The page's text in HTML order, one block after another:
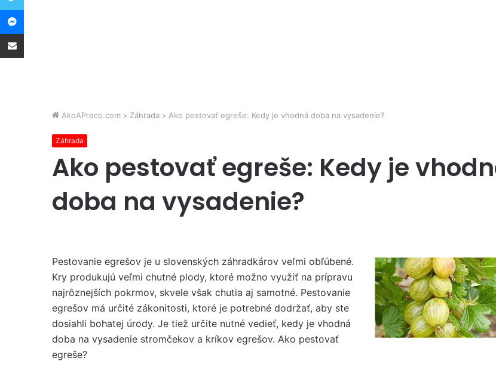
AkoAPreco.com > Záhrada > Ako pestovať egreše: Kedy je vhodná doba na vysadenie?
Záhrada
Ako pestovať egreše: Kedy je
doba na vysadenie?
Pestovanie egrešov je u slovenských záhradkárov veľmi obľúbené.
Kry produkujú veľmi chutné plody, ktoré možno využiť na prípravu
najrôznejších pokrmov, skvele však chutia aj samotné. Pestovanie
egrešov má určité zákonitosti, ktoré je potrebné dodržať, aby ste
dosiahli bohatej úrody. Je tiež určite nutné vedieť, kedy je vhodná
doba na vysadenie stromčekov a kríkov egrešov. Ako pestovať
egreše?
Messenger
Share via Email